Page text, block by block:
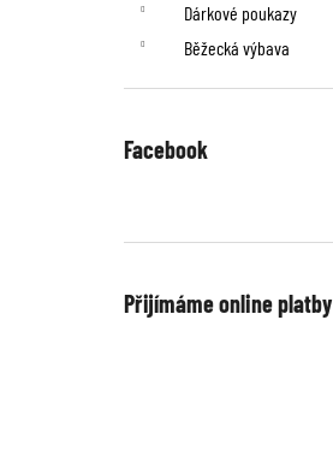
Dárkové poukazy
Běžecká výbava
Facebook
Přijímáme online platby